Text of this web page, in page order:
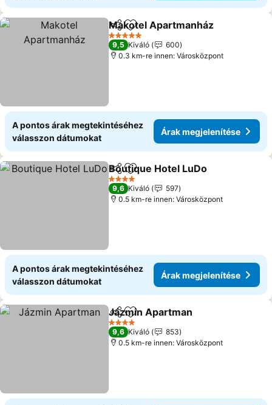
Megosztás
Hozzáadás a kedvencekhez
Makotel Apartmanház
5 Kategória
9,5 Kiváló
600
0.3 km-re innen: Városközpont
A pontos árak megtekintéséhez
válasszon dátumokat
Árak megjelenítése
MegosztásHozzáadás a kedvencekhez
Boutique Hotel LuDo
4 Kategória
9,6 Kiváló
597
0.5 km-re innen: Városközpont
A pontos árak megtekintéséhez
válasszon dátumokat
Árak megjelenítése
Megosztás
Hozzáadás a kedvencekhez
Jázmin Apartman
4 Kategória
9,6 Kiváló
853
0.5 km-re innen: Városközpont